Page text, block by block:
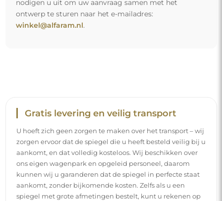
nodigen u uit om uw aanvraag samen met het
ontwerp te sturen naar het e-mailadres:
winkel@alfaram.nl.
Gratis levering en veilig transport
U hoeft zich geen zorgen te maken over het transport – wij
zorgen ervoor dat de spiegel die u heeft besteld veilig bij u
aankomt, en dat volledig kosteloos. Wij beschikken over
ons eigen wagenpark en opgeleid personeel, daarom
kunnen wij u garanderen dat de spiegel in perfecte staat
aankomt, zonder bijkomende kosten. Zelfs als u een
spiegel met grote afmetingen bestelt, kunt u rekenen op